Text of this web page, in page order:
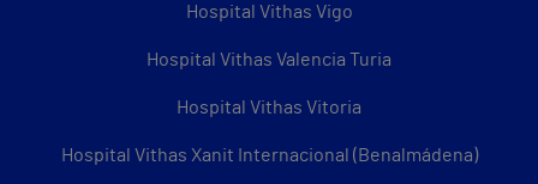
Hospital Vithas Vigo
Hospital Vithas Valencia Turia
Hospital Vithas Vitoria
Hospital Vithas Xanit Internacional (Benalmádena)